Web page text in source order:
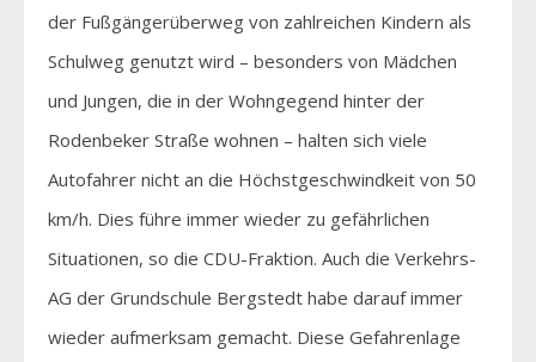
der Fußgängerüberweg von zahlreichen Kindern als
Schulweg genutzt wird – besonders von Mädchen
und Jungen, die in der Wohngegend hinter der
Rodenbeker Straße wohnen – halten sich viele
Autofahrer nicht an die Höchstgeschwindkeit von 50
km/h. Dies führe immer wieder zu gefährlichen
Situationen, so die CDU-Fraktion. Auch die Verkehrs-
AG der Grundschule Bergstedt habe darauf immer
wieder aufmerksam gemacht. Diese Gefahrenlage